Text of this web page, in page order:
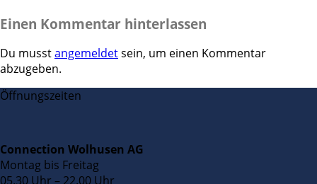
Einen Kommentar hinterlassen
Du musstangemeldetsein, um einen Kommentar
abzugeben.
Öffnungszeiten
Connection Wolhusen AG
Montag bis Freitag
05.30 Uhr – 22.00 Uhr